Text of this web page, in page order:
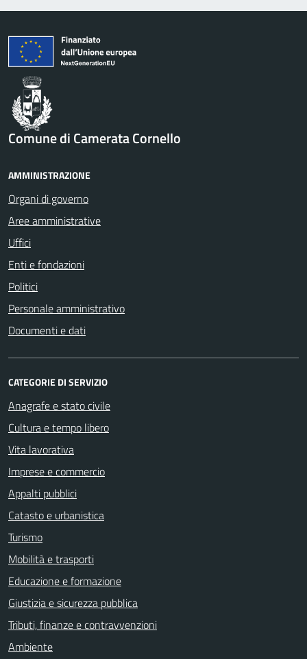
Comune di Camerata Cornello
AMMINISTRAZIONE
Organi di governo
Aree amministrative
Uffici
Enti e fondazioni
Politici
Personale amministrativo
Documenti e dati
CATEGORIE DI SERVIZIO
Anagrafe e stato civile
Cultura e tempo libero
Vita lavorativa
Imprese e commercio
Appalti pubblici
Catasto e urbanistica
Turismo
Mobilità e trasporti
Educazione e formazione
Giustizia e sicurezza pubblica
Tributi, finanze e contravvenzioni
Ambiente